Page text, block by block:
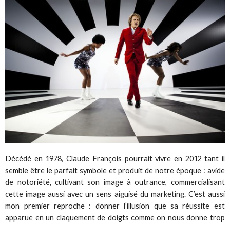
Décédé en 1978, Claude François pourrait vivre en 2012 tant il
semble être le parfait symbole et produit de notre époque : avide
de notoriété, cultivant son image à outrance, commercialisant
cette image aussi avec un sens aiguisé du marketing. C’est aussi
mon premier reproche : donner l’illusion que sa réussite est
apparue en un claquement de doigts comme on nous donne trop